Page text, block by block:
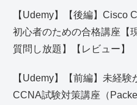
【Udemy】【後編】Cisco
初心者のための合格講座【
質問し放題】【レビュー】
【Udemy】【前編】未経
CCNA試験対策講座（